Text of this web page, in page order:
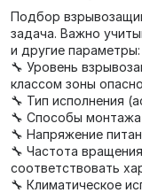
Подбор
задача. Важно
и другие параметры:
🔧 Уровень
классом зоны
🔧 Тип исполнения
🔧 Способы
🔧 Напряжение
🔧 Частота
соответствовать
🔧 Климатическое